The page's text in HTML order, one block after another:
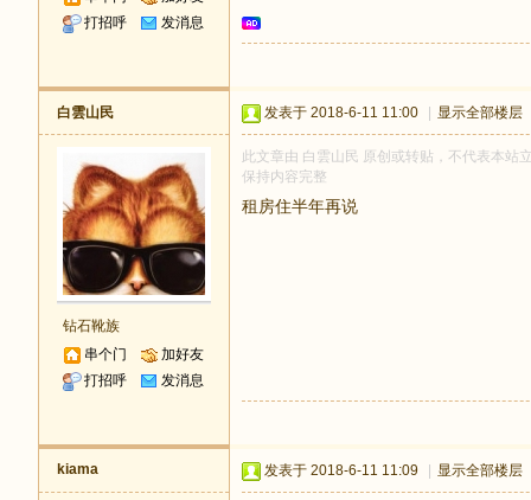
打招呼
发消息
白雲山民
钻石靴族
串个门
加好友
打招呼
发消息
发表于 2018-6-11 11:00 显示全部楼层
此文章由 白雲山民 原创或转贴，不代表本站
保持内容完整
租房住半年再说
kiama 发表于 2018-6-11 11:09 显示全部楼层